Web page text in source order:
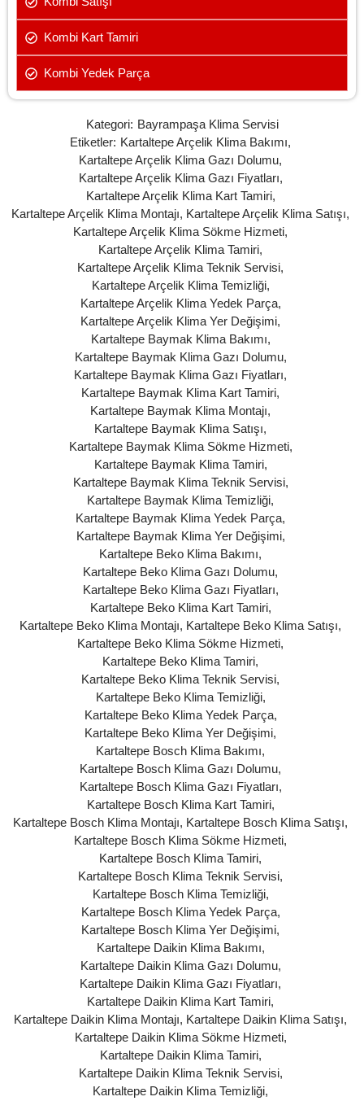
Kombi Kart Tamiri
Kombi Yedek Parça
Kategori: Bayrampaşa Klima Servisi
Etiketler: Kartaltepe Arçelik Klima Bakımı,
Kartaltepe Arçelik Klima Gazı Dolumu,
Kartaltepe Arçelik Klima Gazı Fiyatları,
Kartaltepe Arçelik Klima Kart Tamiri,
Kartaltepe Arçelik Klima Montajı, Kartaltepe Arçelik Klima Satışı,
Kartaltepe Arçelik Klima Sökme Hizmeti,
Kartaltepe Arçelik Klima Tamiri,
Kartaltepe Arçelik Klima Teknik Servisi,
Kartaltepe Arçelik Klima Temizliği,
Kartaltepe Arçelik Klima Yedek Parça,
Kartaltepe Arçelik Klima Yer Değişimi,
Kartaltepe Baymak Klima Bakımı,
Kartaltepe Baymak Klima Gazı Dolumu,
Kartaltepe Baymak Klima Gazı Fiyatları,
Kartaltepe Baymak Klima Kart Tamiri,
Kartaltepe Baymak Klima Montajı,
Kartaltepe Baymak Klima Satışı,
Kartaltepe Baymak Klima Sökme Hizmeti,
Kartaltepe Baymak Klima Tamiri,
Kartaltepe Baymak Klima Teknik Servisi,
Kartaltepe Baymak Klima Temizliği,
Kartaltepe Baymak Klima Yedek Parça,
Kartaltepe Baymak Klima Yer Değişimi,
Kartaltepe Beko Klima Bakımı,
Kartaltepe Beko Klima Gazı Dolumu,
Kartaltepe Beko Klima Gazı Fiyatları,
Kartaltepe Beko Klima Kart Tamiri,
Kartaltepe Beko Klima Montajı, Kartaltepe Beko Klima Satışı,
Kartaltepe Beko Klima Sökme Hizmeti,
Kartaltepe Beko Klima Tamiri,
Kartaltepe Beko Klima Teknik Servisi,
Kartaltepe Beko Klima Temizliği,
Kartaltepe Beko Klima Yedek Parça,
Kartaltepe Beko Klima Yer Değişimi,
Kartaltepe Bosch Klima Bakımı,
Kartaltepe Bosch Klima Gazı Dolumu,
Kartaltepe Bosch Klima Gazı Fiyatları,
Kartaltepe Bosch Klima Kart Tamiri,
Kartaltepe Bosch Klima Montajı, Kartaltepe Bosch Klima Satışı,
Kartaltepe Bosch Klima Sökme Hizmeti,
Kartaltepe Bosch Klima Tamiri,
Kartaltepe Bosch Klima Teknik Servisi,
Kartaltepe Bosch Klima Temizliği,
Kartaltepe Bosch Klima Yedek Parça,
Kartaltepe Bosch Klima Yer Değişimi,
Kartaltepe Daikin Klima Bakımı,
Kartaltepe Daikin Klima Gazı Dolumu,
Kartaltepe Daikin Klima Gazı Fiyatları,
Kartaltepe Daikin Klima Kart Tamiri,
Kartaltepe Daikin Klima Montajı, Kartaltepe Daikin Klima Satışı,
Kartaltepe Daikin Klima Sökme Hizmeti,
Kartaltepe Daikin Klima Tamiri,
Kartaltepe Daikin Klima Teknik Servisi,
Kartaltepe Daikin Klima Temizliği,